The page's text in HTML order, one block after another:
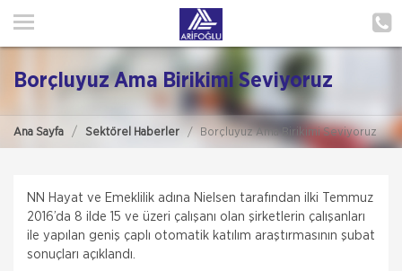
ANA SAYFA
POLIÇE HATIRLAT
Borçluyuz Ama Birikimi Seviyoruz
Ana Sayfa Sektörel Haberler Borçluyuz Ama Birikimi Seviyoruz
NN Hayat ve Emeklilik adına Nielsen tarafından ilki Temmuz
2016’da 8 ilde 15 ve üzeri çalışanı olan şirketlerin çalışanları
ile yapılan geniş çaplı otomatik katılım araştırmasının şubat
sonuçları açıklandı.